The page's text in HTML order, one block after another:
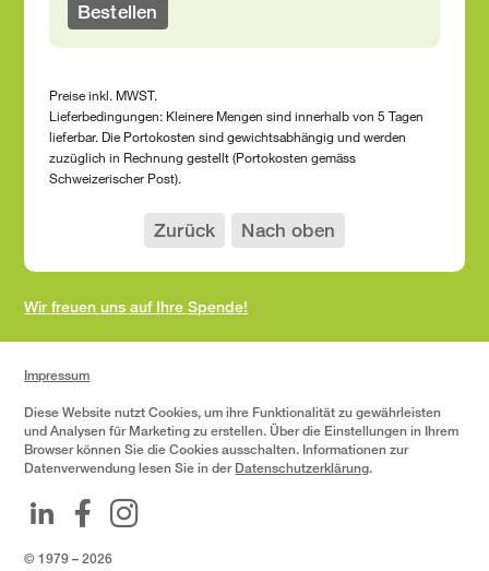
Bestellen
Preise inkl. MWST.
Lieferbedingungen: Kleinere Mengen sind innerhalb von 5 Tagen
lieferbar. Die Portokosten sind gewichtsabhängig und werden
zuzüglich in Rechnung gestellt (Portokosten gemäss
Schweizerischer Post).
Zurück Nach oben
Wir freuen uns auf Ihre Spende!
Impressum
Diese Website nutzt Cookies, um ihre Funktionalität zu gewährleisten
und Analysen für Marketing zu erstellen. Über die Einstellungen in Ihrem
Browser können Sie die Cookies ausschalten. Informationen zur
Datenverwendung lesen Sie in der Datenschutzerklärung.
© 1979 – 2026